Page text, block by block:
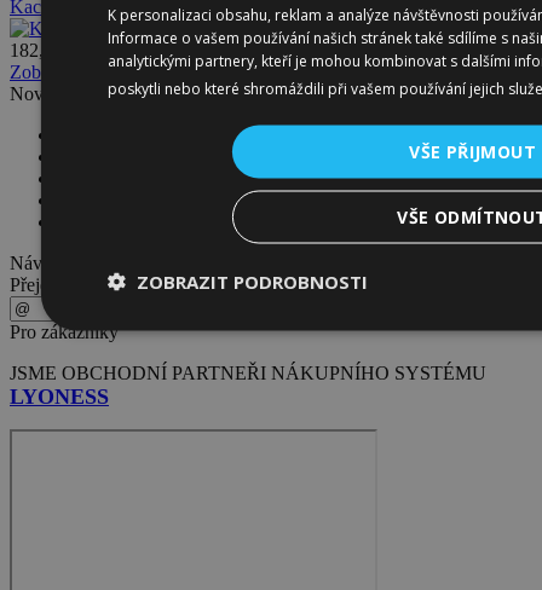
Kachní čtvrtky
182,85 CZK
Zobrazit všechny akce ...
Novinky
Salsiccia grilovací syrová/čerstvá klobása
Uzená mozzarella - Lotyšsko
Bageta s anglickou slaninou
Cheddar Red s Jalapenjo - Lotyšsko
Lacey Swiss zrající sýr - Estonsko
Návštěvnost
Přejete si zasílat Emaily Newsletter ?
Pro zákazníky
JSME OBCHODNÍ PARTNEŘI NÁKUPNÍHO SYSTÉMU
LYONESS
K personalizaci obsahu, reklam a analýze návštěvnosti
Informace o vašem používání našich stránek také sdílíme s
analytickými partnery, kteří je mohou kombinovat s dalšími
poskytli nebo které shromáždili při vašem používání jejich
VŠE PŘIJMOUT
VŠE
ZOBRAZIT PODROBNOSTI